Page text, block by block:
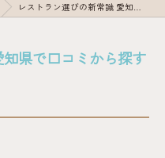
レストラン選びの新常識 愛知県で口コミから探す美味しさとコスパの秘密
県で口コミから探す